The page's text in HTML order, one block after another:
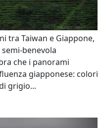
tra Taiwan e Giappone,
benevola
che i panorami
giapponese: colori
grigio...